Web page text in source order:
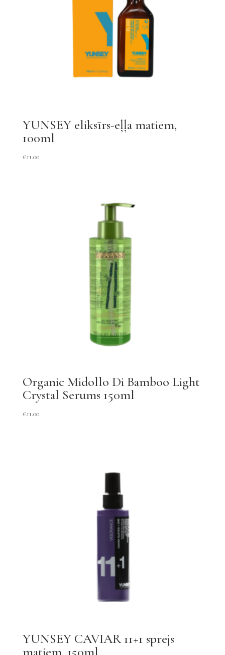
YUNSEY eliksīrs-eļļa matiem,
100ml
€11.00
Organic Midollo Di Bamboo Light
Crystal Serums 150ml
€11.00
YUNSEY CAVIAR 11+1 sprejs
matiem, 150ml